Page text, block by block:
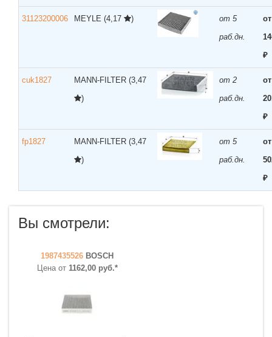
31123200006 MEYLE (4,17 )
от 5
раб.дн.
от
₽
cuk1827 MANN-FILTER (3,47
)
от 2
раб.дн.
от
₽
fp1827 MANN-FILTER (3,47
)
от 5
раб.дн.
от
₽
Вы смотрели:
1987435526 BOSCH
Цена от 1162,00 руб.*